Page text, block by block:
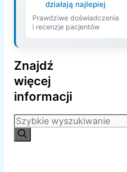
działają najlepiej
Prawdziwe doświadczenia
i recenzje pacjentów
Znajdź
więcej
informacji
Szukaj: